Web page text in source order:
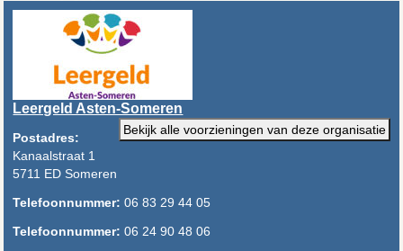
Leergeld Asten-Someren
Bekijk alle voorzieningen van deze organisatie
Postadres:
Kanaalstraat 1
5711 ED Someren
Telefoonnummer: 06 83 29 44 05
Telefoonnummer: 06 24 90 48 06